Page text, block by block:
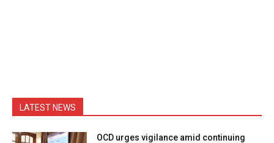
LATEST NEWS
OCD urges vigilance amid continuing